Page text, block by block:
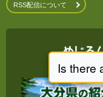
RSS配信について